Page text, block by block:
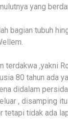
yang
bagian tubuh
terdakwa ,yakni
80 tahun ada
didalam
, disamping
tidak ada